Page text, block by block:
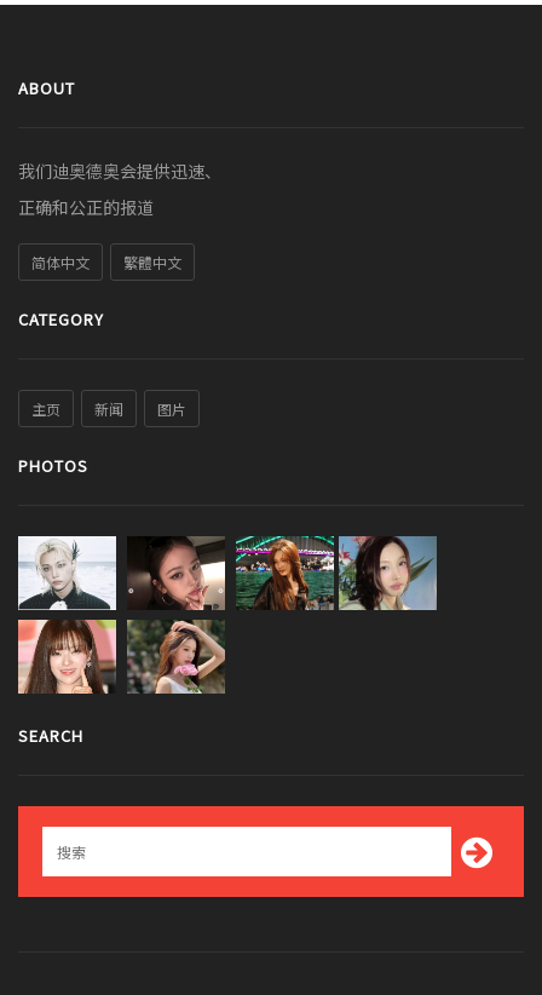
ABOUT
我们迪奥德奥会提供迅速、
正确和公正的报道
简体中文 繁體中文
CATEGORY
主页 新闻 图片
PHOTOS
SEARCH